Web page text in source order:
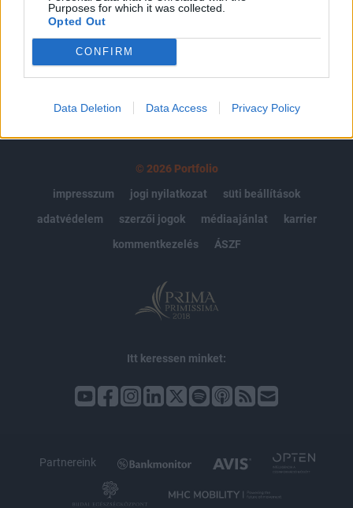
Purposes for which it was collected.
Opted Out
CONFIRM
Data Deletion Data Access Privacy Policy
MÁR ELŐFIZETŐNK VAGY?
© 2026 Portfolio
impresszum
jogi nyilatkozat
süti beállítások
adatvédelem
szerzői jogok médiaajánlat
karrier
kommentkezelés
ÁSZF
Itt keressen minket:
Partnereink